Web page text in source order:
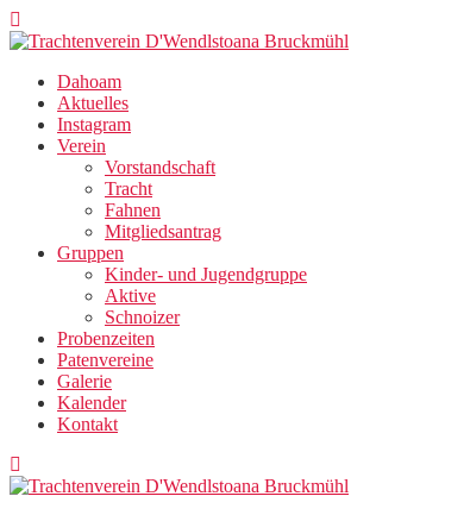
Zum
Inhalt
Dahoam
Aktuelles
Instagram
Verein
Vorstandschaft
Tracht
Fahnen
Mitgliedsantrag
Gruppen
Kinder- und Jugendgruppe
Aktive
Schnoizer
Probenzeiten
Patenvereine
Galerie
Kalender
Kontakt